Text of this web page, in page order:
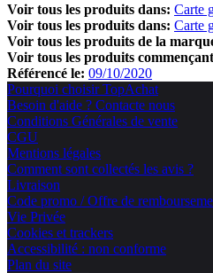
Voir tous les produits dans: Carte
Voir tous les produits dans: Carte
Voir tous les produits de la
Voir tous les produits
Référencé le: 09/10/2020
Pourquoi choisir TopAchat
Besoin d'aide ? Contacte nous
Conditions Générales de vente
CGU
Mentions légales
Comment sont collectés les avis ?
Livraison
Code promo / Offre de
Vie Privée
Cookies et trackers
Accessibilité : non conforme
Plan du site